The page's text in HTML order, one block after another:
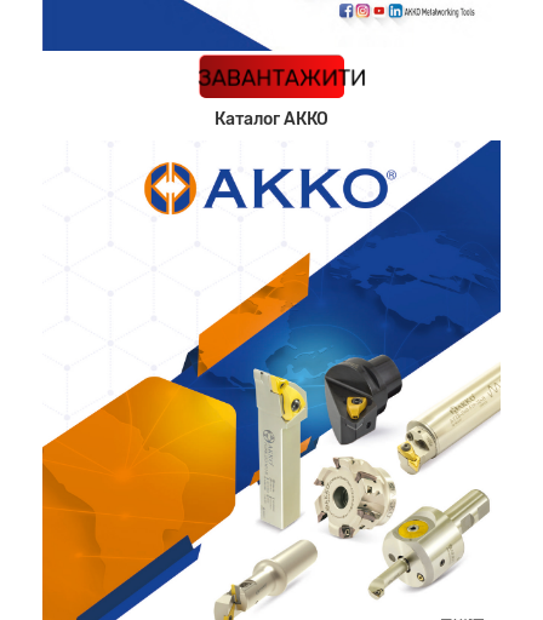
ЗАВАНТАЖИТИ
КАТАЛОГ
Каталог АККО